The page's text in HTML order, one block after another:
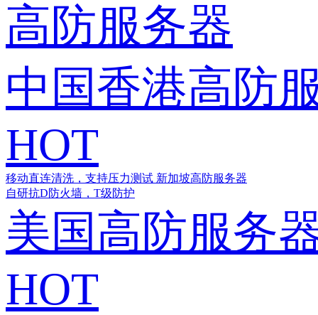
高防服务器
中国香港高防
HOT
移动直连清洗，支持压力测试 新加坡高防服务器
自研抗D防火墙，T级防护
美国高防服务
HOT